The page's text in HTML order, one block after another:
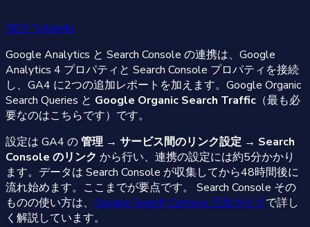
SEO Tutorials
Google Analytics と Search Console の連携は、Google
Analytics 4 プロパティと Search Console プロパティを接続
し、GA4 に2つの追加レポートを加えます。Google Organic
Search Queries と Google Organic Search Traffic （最も必
要なのはこちらです）です。
設定は GA4 の管理 → サービス間のリンク設定 → Search
Console のリンク から行い、連携の設定には約5分かかり
ます。データは Search Console が収集してから48時間後に
流れ始めます。ここまでが要点です。 Search Console その
ものの使い方は、 Google Search Console 完全ガイドで詳し
く解説しています。